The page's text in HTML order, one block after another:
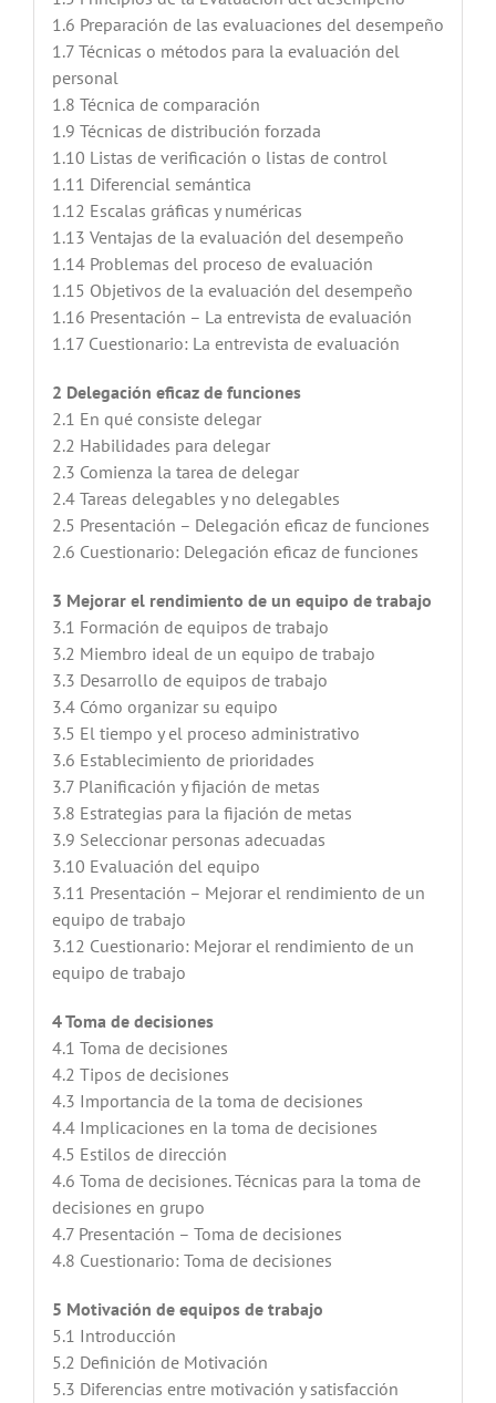
1.6 Preparación de las evaluaciones del desempeño
1.7 Técnicas o métodos para la evaluación del
personal
1.8 Técnica de comparación
1.9 Técnicas de distribución forzada
1.10 Listas de verificación o listas de control
1.11 Diferencial semántica
1.12 Escalas gráficas y numéricas
1.13 Ventajas de la evaluación del desempeño
1.14 Problemas del proceso de evaluación
1.15 Objetivos de la evaluación del desempeño
1.16 Presentación – La entrevista de evaluación
1.17 Cuestionario: La entrevista de evaluación
2 Delegación eficaz de funciones
2.1 En qué consiste delegar
2.2 Habilidades para delegar
2.3 Comienza la tarea de delegar
2.4 Tareas delegables y no delegables
2.5 Presentación – Delegación eficaz de funciones
2.6 Cuestionario: Delegación eficaz de funciones
3 Mejorar el rendimiento de un equipo de trabajo
3.1 Formación de equipos de trabajo
3.2 Miembro ideal de un equipo de trabajo
3.3 Desarrollo de equipos de trabajo
3.4 Cómo organizar su equipo
3.5 El tiempo y el proceso administrativo
3.6 Establecimiento de prioridades
3.7 Planificación y fijación de metas
3.8 Estrategias para la fijación de metas
3.9 Seleccionar personas adecuadas
3.10 Evaluación del equipo
3.11 Presentación – Mejorar el rendimiento de un
equipo de trabajo
3.12 Cuestionario: Mejorar el rendimiento de un
equipo de trabajo
4 Toma de decisiones
4.1 Toma de decisiones
4.2 Tipos de decisiones
4.3 Importancia de la toma de decisiones
4.4 Implicaciones en la toma de decisiones
4.5 Estilos de dirección
4.6 Toma de decisiones. Técnicas para la toma de
decisiones en grupo
4.7 Presentación – Toma de decisiones
4.8 Cuestionario: Toma de decisiones
5 Motivación de equipos de trabajo
5.1 Introducción
5.2 Definición de Motivación
5.3 Diferencias entre motivación y satisfacción